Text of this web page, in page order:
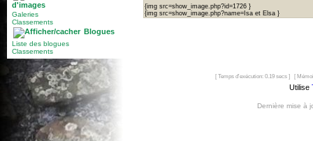
d'images
Galeries
Classements
Blogues
Liste des blogues
Classements
{img src=show_image.php?id=1726 }
{img src=show_image.php?name=Isa et Elsa }
[ Temps d'exécution: 0.19 secs ] [
Utilise
Dernière mise à